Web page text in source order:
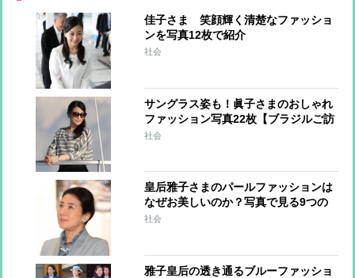
佳子さま 笑顔輝く清楚なファッショ
ンを写真12枚で紹介
社会
サングラス姿も！眞子さまのおしゃれ
ファッション写真22枚【ブラジルご訪
問 vol.3】
社会
皇后雅子さまのパールファッションは
なぜお美しいのか？写真で見る9つの
コーデ
社会
雅子皇后の透き通るブルーファッショ